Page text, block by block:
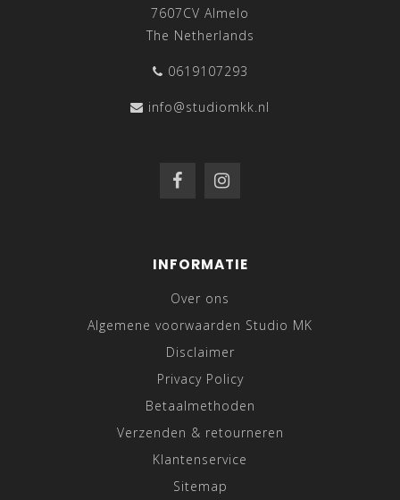
7607CV Almelo
The Netherlands
0619107293
info@studiomkk.nl
INFORMATIE
Over ons
Algemene voorwaarden Studio MK
Disclaimer
Privacy Policy
Betaalmethoden
Verzenden & retourneren
Klantenservice
Sitemap